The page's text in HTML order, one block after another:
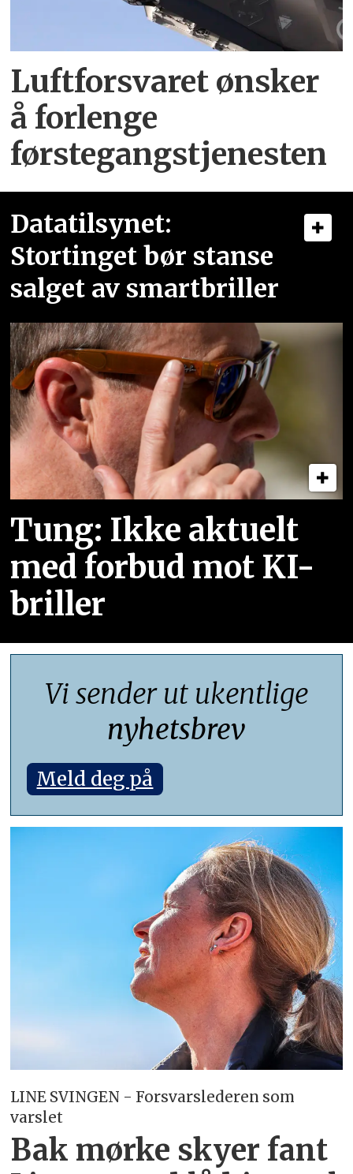
Luftforsvaret ønsker
å forlenge
førstegangstjenesten
Datatilsynet:
Stortinget bør stanse
salget av smartbriller
Tung: Ikke aktuelt
med forbud mot KI-
briller
Vi sender ut ukentlige
nyhetsbrev
Meld deg på
LINE SVINGEN - Forsvarslederen som
varslet
Bak mørke skyer fant